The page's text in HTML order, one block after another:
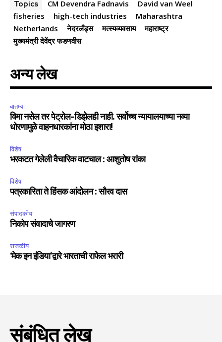
Topics CM Devendra Fadnavis
David van Weel
fisheries
high-tech industries
Maharashtra
Netherlands
नेदरलँड्स मत्स्यव्यवसाय
महाराष्ट्र
मुख्यमंत्री देवेंद्र फडणवीस
अन्य लेख
बातम्या
विमा नसेल तर पेट्रोल-डिझेलही नाही. सर्वोच्च न्यायालयाच्या नव्या
धोरणामुळे वाहनधारकांना मोठा इशारा!
विशेष
भरकटत गेलेली वैचारिक वाटचाल : आशुतोष रांका
विशेष
पत्रकारिता ते हिंसक आंदोलन : सौरव दास
संपादकीय
निकोप संवादाचे जागरण
राजकीय
‘मेक इन इंडिया’द्वारे भारताची राफेल भरारी
संबंधित लेख